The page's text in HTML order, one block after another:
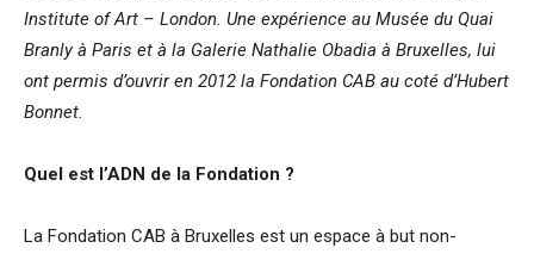
Institute of Art – London. Une expérience au Musée du Quai
Branly à Paris et à la Galerie Nathalie Obadia à Bruxelles, lui
ont permis d’ouvrir en 2012 la Fondation CAB au coté d’Hubert
Bonnet.
Quel est l’ADN de la Fondation ?
La Fondation CAB à Bruxelles est un espace à but non-